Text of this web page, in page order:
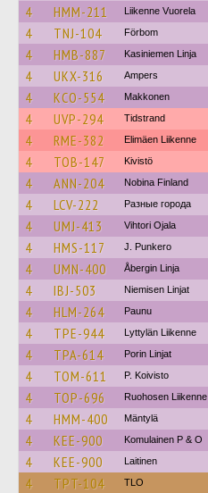
4 HMM-211 Liikenne Vuorela
4 TNJ-104 Förbom
4 HMB-887 Kasiniemen Linja
4 UKX-316 Ampers
4 KCO-554 Makkonen
4 UVP-294 Tidstrand
4 RME-382 Elimäen Liikenne
4 TOB-147 Kivistö
4 ANN-204 Nobina Finland
4 LCV-222 Разные города
4 UMJ-413 Vihtori Ojala
4 HMS-117 J. Punkero
4 UMN-400 Åbergin Linja
4 IBJ-503 Niemisen Linjat
4 HLM-264 Paunu
4 TPE-944 Lyttylän Liikenne
4 TPA-614 Porin Linjat
4 TOM-611 P. Koivisto
4 TOP-696 Ruohosen Liikenne
4 HMM-400 Mäntylä
4 KEE-900 Komulainen P & O
4 KEE-900 Laitinen
4 TPT-104 TLO